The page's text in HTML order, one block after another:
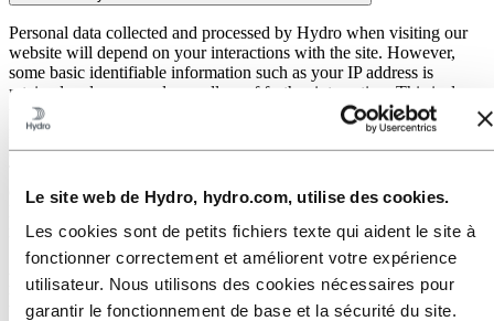
Le site web de Hydro, hydro.com, utilise des cookies.
Les cookies sont de petits fichiers texte qui aident le site à
fonctionner correctement et améliorent votre expérience
utilisateur. Nous utilisons des cookies nécessaires pour
garantir le fonctionnement de base et la sécurité du site.
Personal data collected and processed by Hydro when visiting our
website will depend on your interactions with the site. However,
some basic identifiable information such as your IP address is
retained and processed regardless of further interaction. This is done
to help us better understand and improve the site’s features and
functionality. We may also collect and create aggregated or
anonymous data from usage activity on our site for the same reason.
of making the website available and functional for our visitors.
Hydro’s legal basis for these processing activities is our legitimate
interest.
Additional processing of personal data in relation to your use of and
movements on our website is subject to your explicit consent to the
use of tracking technologies. Read more about thishere.